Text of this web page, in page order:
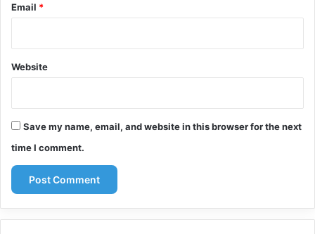
Email *
Website
Save my name, email, and website in this browser for the next
time I comment.